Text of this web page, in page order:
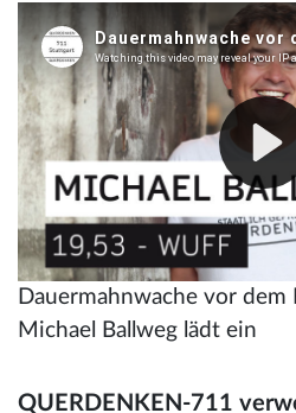
Dauermahnwache vor
Michael Ballweg lädt ein
QUERDENKEN-711